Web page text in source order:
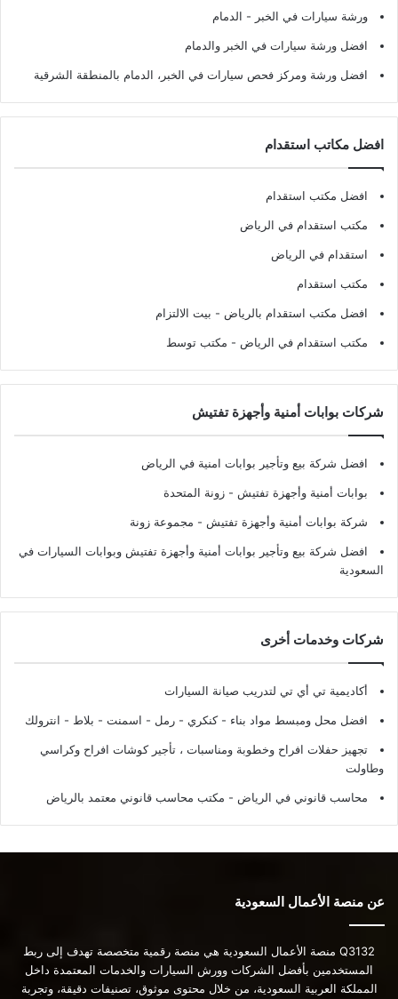
ورشة سيارات في الخبر - الدمام
افضل ورشة سيارات في الخبر والدمام
افضل ورشة ومركز فحص سيارات في الخبر، الدمام بالمنطقة الشرقية
افضل مكاتب استقدام
افضل مكتب استقدام
مكتب استقدام في الرياض
استقدام في الرياض
مكتب استقدام
افضل مكتب استقدام بالرياض - بيت الالتزام
مكتب استقدام في الرياض - مكتب توسط
شركات بوابات أمنية وأجهزة تفتيش
افضل شركة بيع وتأجير بوابات امنية في الرياض
بوابات أمنية وأجهزة تفتيش - زونة المتحدة
شركة بوابات أمنية وأجهزة تفتيش - مجموعة زونة
افضل شركة بيع وتأجير بوابات أمنية وأجهزة تفتيش وبوابات السيارات في
السعودية
شركات وخدمات أخرى
أكاديمية تي أي تي لتدريب صيانة السيارات
افضل محل ومبسط مواد بناء - كنكري - رمل - اسمنت - بلاط - انترولك
تجهيز حفلات افراح وخطوبة ومناسبات ، تأجير كوشات افراح وكراسي
وطاولت
محاسب قانوني في الرياض - مكتب محاسب قانوني معتمد بالرياض
عن منصة الأعمال السعودية
Q3132 منصة الأعمال السعودية هي منصة رقمية متخصصة تهدف إلى ربط
المستخدمين بأفضل الشركات وورش السيارات والخدمات المعتمدة داخل
المملكة العربية السعودية، من خلال محتوى موثوق، تصنيفات دقيقة، وتجربة